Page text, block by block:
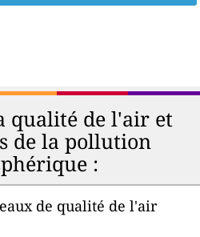
qualité de l'air et
de la pollution
:
de qualité de l'air